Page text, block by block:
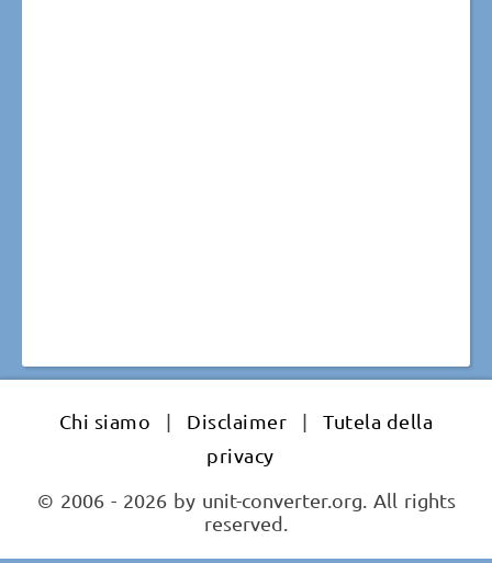
Chi siamo | Disclaimer |
Tutela della
privacy
© 2006 - 2026 by unit-converter.org. All rights
reserved.